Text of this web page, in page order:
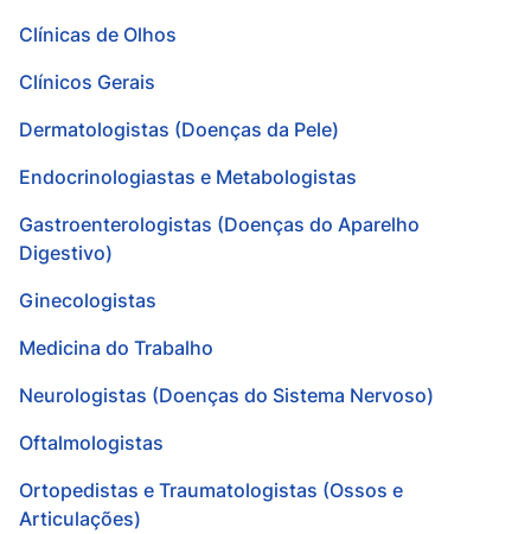
Clínicas de Olhos
Clínicos Gerais
Dermatologistas (Doenças da Pele)
Endocrinologiastas e Metabologistas
Gastroenterologistas (Doenças do Aparelho
Digestivo)
Ginecologistas
Medicina do Trabalho
Neurologistas (Doenças do Sistema Nervoso)
Oftalmologistas
Ortopedistas e Traumatologistas (Ossos e
Articulações)